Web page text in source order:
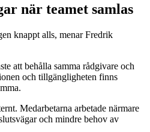
när teamet samlas
knappt alls, menar Fredrik
att behålla samma rådgivare och
och tillgängligheten finns
Medarbetarna arbetade närmare
och mindre behov av